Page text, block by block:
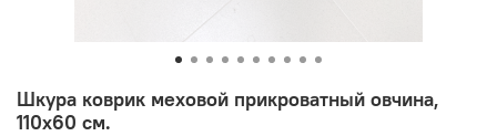
Шкура коврик меховой прикроватный овчина,
110х60 см.